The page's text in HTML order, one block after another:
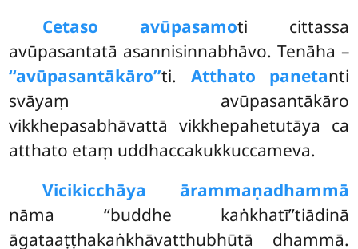
Cetaso avūpasamoti cittassa
avūpasantatā asannisinnabhāvo. Tenāha –
‘‘avūpasantākāro’’ti. Atthato panetanti
svāyaṃ avūpasantākāro
vikkhepasabhāvattā vikkhepahetutāya ca
atthato etaṃ uddhaccakukkuccameva.
Vicikicchāya ārammaṇadhammā
nāma ‘‘buddhe kaṅkhatī’’tiādinā
āgataaṭṭhakaṅkhāvatthubhūtā dhammā.